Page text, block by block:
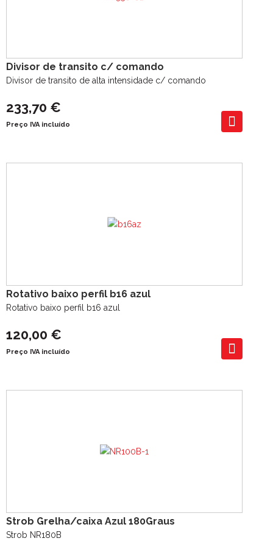
Divisor de transito c/ comando
Divisor de transito de alta intensidade c/ comando
233,70 €
Preço IVA incluído
Rotativo baixo perfil b16 azul
Rotativo baixo perfil b16 azul
120,00 €
Preço IVA incluído
Strob Grelha/caixa Azul 180Graus
Strob NR180B